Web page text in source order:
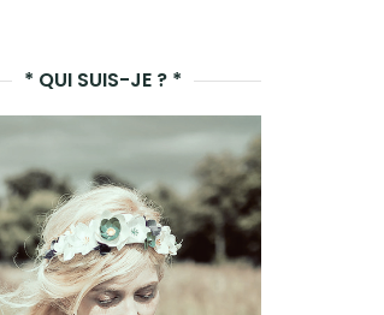
* QUI SUIS-JE ? *